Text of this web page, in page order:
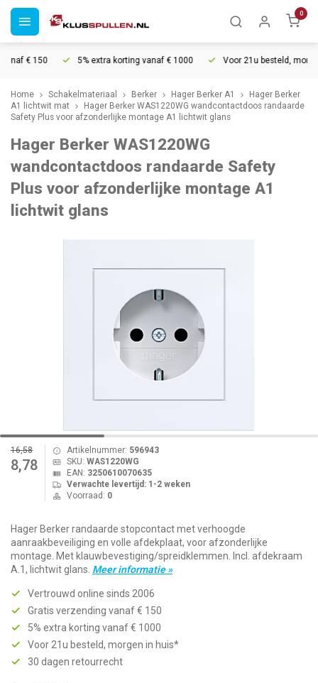
0
€ 150 5% extra korting vanaf € 1000 Voor 21u besteld, morgen
Home Schakelmateriaal Berker Hager Berker A1
Hager Berker
A1 lichtwit mat
Hager Berker WAS1220WG wandcontactdoos randaarde
Safety Plus voor afzonderlijke montage A1 lichtwit glans
Hager Berker WAS1220WG
wandcontactdoos randaarde Safety
Plus voor afzonderlijke montage A1
lichtwit glans
16,58
8,78
Artikelnummer: 596943
SKU: WAS1220WG
EAN: 3250610070635
Verwachte levertijd: 1-2 weken
Voorraad: 0
Hager Berker randaarde stopcontact met verhoogde
aanraakbeveiliging en volle afdekplaat, voor afzonderlijke
montage. Met klauwbevestiging/spreidklemmen. Incl. afdekraam
A.1, lichtwit glans. Meer informatie »
Vertrouwd online sinds 2006
Gratis verzending vanaf € 150
5% extra korting vanaf € 1000
Voor 21u besteld, morgen in huis*
30 dagen retourrecht